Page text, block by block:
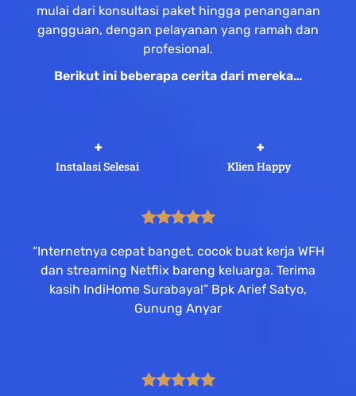
mulai dari konsultasi paket hingga penanganan
gangguan, dengan pelayanan yang ramah dan
profesional.
Berikut ini beberapa cerita dari mereka…
Instalasi Selesai
+
Klien Happy
+
“Internetnya cepat banget, cocok buat kerja WFH
dan streaming Netflix bareng keluarga. Terima
kasih IndiHome Surabaya!” Bpk Arief Satyo,
Gunung Anyar